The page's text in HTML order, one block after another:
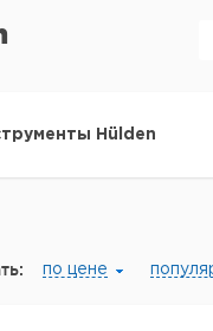
Hülden
по цене